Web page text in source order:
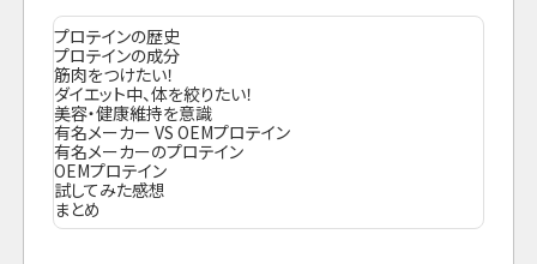
プロテインの歴史
プロテインの成分
筋肉をつけたい！
ダイエット中、体を絞りたい！
美容・健康維持を意識
有名メーカー VS OEMプロテイン
有名メーカーのプロテイン
OEMプロテイン
試してみた感想
まとめ